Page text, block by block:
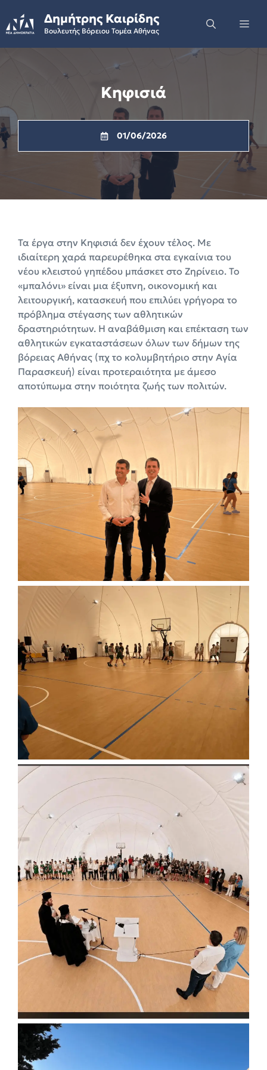
to
content
Δημήτρης Καιρίδης
Βουλευτής Βόρειου Τομέα Αθήνας
Κηφισιά
01/06/2026
Τα έργα στην Κηφισιά δεν έχουν τέλος. Με
ιδιαίτερη χαρά παρευρέθηκα στα εγκαίνια του
νέου κλειστού γηπέδου μπάσκετ στο Ζηρίνειο. Το
«μπαλόνι» είναι μια έξυπνη, οικονομική και
λειτουργική, κατασκευή που επιλύει γρήγορα το
πρόβλημα στέγασης των αθλητικών
δραστηριότητων. Η αναβάθμιση και επέκταση των
αθλητικών εγκαταστάσεων όλων των δήμων της
βόρειας Αθήνας (πχ το κολυμβητήριο στην Αγία
Παρασκευή) είναι προτεραιότητα με άμεσο
αποτύπωμα στην ποιότητα ζωής των πολιτών.